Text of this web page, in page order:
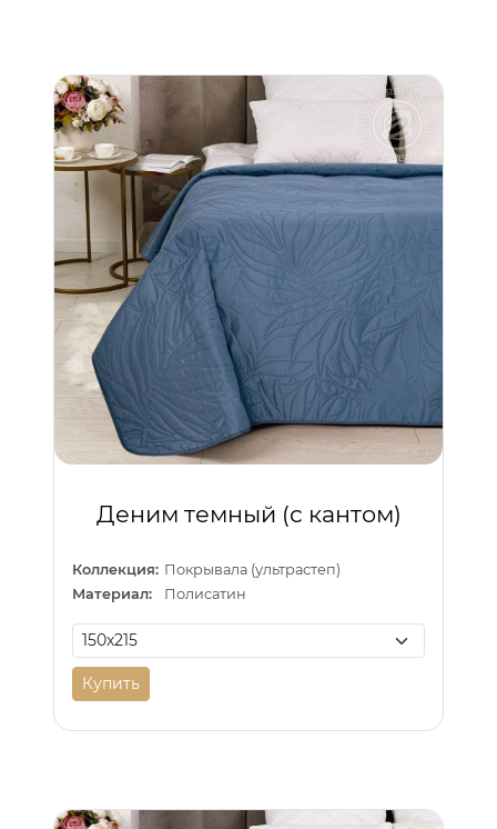
Деним темный (с кантом)
Коллекция: Покрывала (ультрастеп)
Материал:
Полисатин
Купить